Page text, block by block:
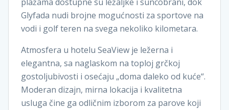
Glyfada nudi brojne mogućnosti za sportove na
vodi i golf teren na svega nekoliko kilometara.
Atmosfera u hotelu SeaView je ležerna i
elegantna, sa naglaskom na toploj grčkoj
gostoljubivosti i osećaju „doma daleko od kuće“.
Moderan dizajn, mirna lokacija i kvalitetna
usluga čine ga odličnim izborom za parove koji